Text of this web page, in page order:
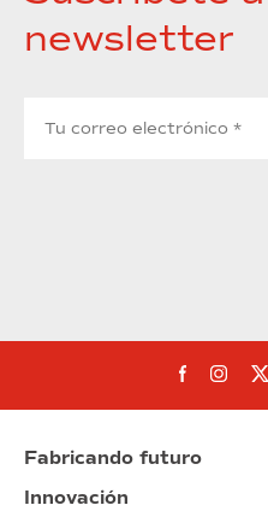
newsletter
Fabricando futuro
Innovación